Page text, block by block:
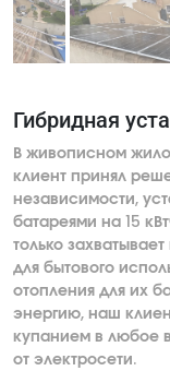
Гибридная
В живописном
клиент принял
независимости,
батареями на 15
только
для бытового
отопления для их
энергию, наш
купанием в любое
от электросети.